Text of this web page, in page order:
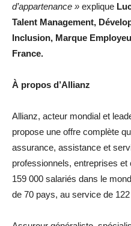
d’appartenance » explique
Talent Management,
Inclusion, Marque
France.
À propos d’Allianz
Allianz, acteur mondial et
propose une offre complète
assurance, assistance et
professionnels, entreprises
159 000 salariés dans le
de 70 pays, au service de